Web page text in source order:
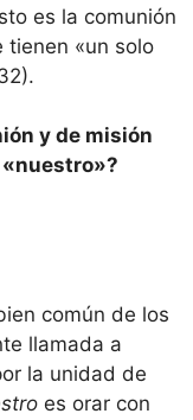
es la comunión
tienen «un solo
y de misión
«nuestro»?
común de los
llamada a
la unidad de
es orar con